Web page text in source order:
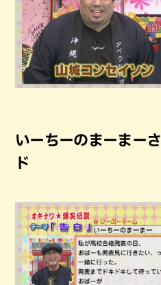
いーちーのまーまー
ド